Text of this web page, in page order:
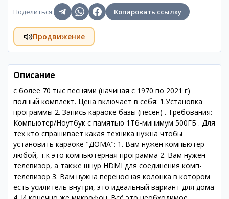
Поделиться: Копировать ссылку
Продвижение
Описание
с более 70 тыс песнями (начиная с 1970 по 2021 г)
полный комплект. Цена включает в себя: 1.Установка
программы 2. Запись караоке базы (песен) . Требования:
Компьютер/Ноутбук с памятью 1Тб-минимум 500ГБ . Для
тех кто спрашивает какая техника нужна чтобы
установить караоке "ДОМА": 1. Вам нужен компьютер
любой, т.к это компьютерная программа 2. Вам нужен
телевизор, а также шнур HDMI для соединения комп-
телевизор 3. Вам нужна переносная колонка в котором
есть усилитель внутри, это идеальный вариант для дома